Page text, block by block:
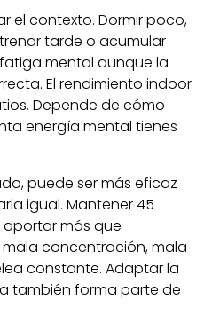
el contexto. Dormir poco,
tarde o acumular
mental aunque la
El rendimiento indoor
Depende de cómo
energía mental tienes
puede ser más eficaz
igual. Mantener 45
más que
concentración, mala
constante. Adaptar la
también forma parte de